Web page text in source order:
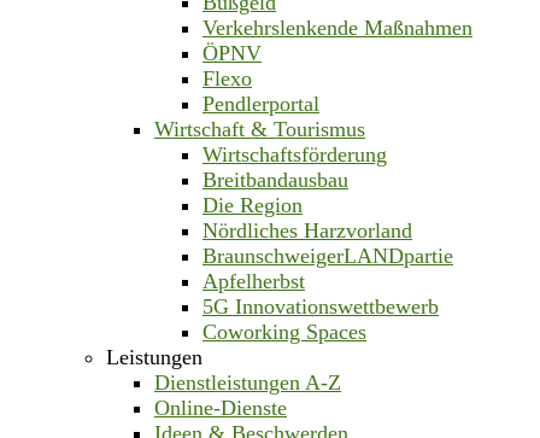
Verkehrslenkende Maßnahmen
ÖPNV
Flexo
Pendlerportal
Wirtschaft & Tourismus
Wirtschaftsförderung
Breitbandausbau
Die Region
Nördliches Harzvorland
BraunschweigerLANDpartie
Apfelherbst
5G Innovationswettbewerb
Coworking Spaces
Leistungen
Dienstleistungen A-Z
Online-Dienste
Ideen & Beschwerden